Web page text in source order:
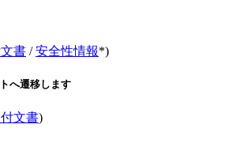
書 /安全性情報*)
へ遷移します
文書)